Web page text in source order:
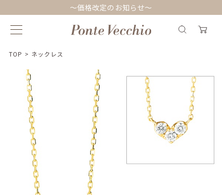
～価格改定のお知らせ～
TOP > ネックレス